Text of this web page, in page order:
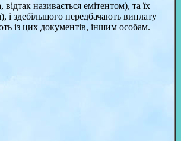
називається емітентом), та їх
і здебільшого передбачають виплату
із цих документів, іншим особам.